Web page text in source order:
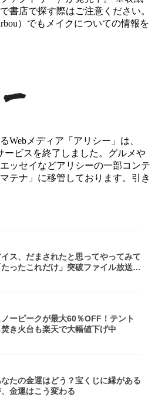
書店で探す際はご注意ください。
）でもメイクについての情報を
Webメディア「アリシー」は、
ービスを終了しました。グルメや
ッセイなどアリシーの一部コンテ
テナ」に移管しております。引き
イス、だまされたと思ってやってみて
たったこれだけ」突破ファイル放送で
ノーピークが最大60％OFF！テント
焚き火台も楽天で大幅値下げ中
たの金運はどう？宝くじに縁がある
、金運はこう変わる